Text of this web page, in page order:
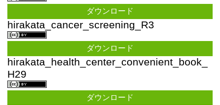
ダウンロード
hirakata_cancer_screening_R3
ダウンロード
hirakata_health_center_convenient_book_
H29
ダウンロード